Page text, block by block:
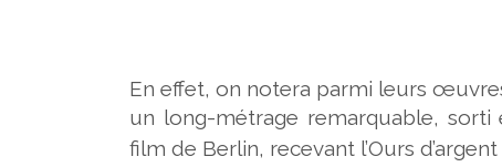
En effet, on notera parmi leurs
un long-métrage remarquable,
film de Berlin, recevant l’Ours